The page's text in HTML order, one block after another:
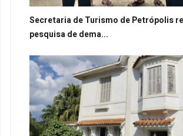
Secretaria de Turismo de Petrópolis
pesquisa de dema...